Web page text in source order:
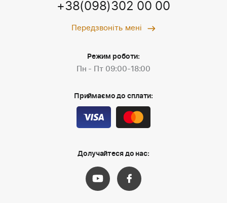
+38(098)302 00 00
Передзвоніть мені
Режим роботи:
Пн - Пт 09:00-18:00
Приймаємо до сплати:
Долучайтеся до нас: